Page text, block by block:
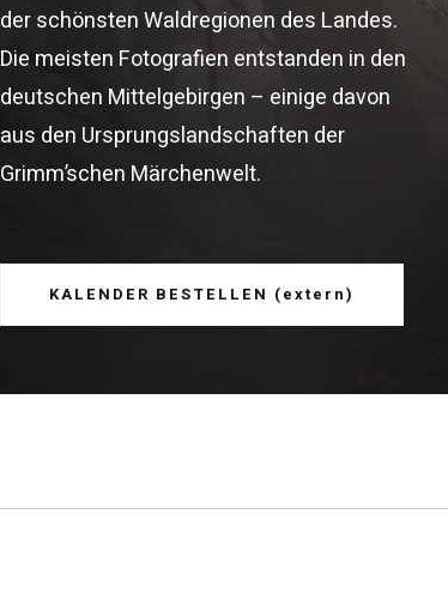
der schönsten Waldregionen des Landes.
Die meisten Fotografien entstanden in den
deutschen Mittelgebirgen – einige davon
aus den Ursprungslandschaften der
Grimm’schen Märchenwelt.
KALENDER BESTELLEN (extern)